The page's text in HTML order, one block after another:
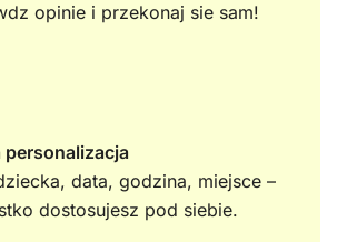
opinie i przekonaj sie sam!
personalizacja
data, godzina, miejsce –
dostosujesz pod siebie.